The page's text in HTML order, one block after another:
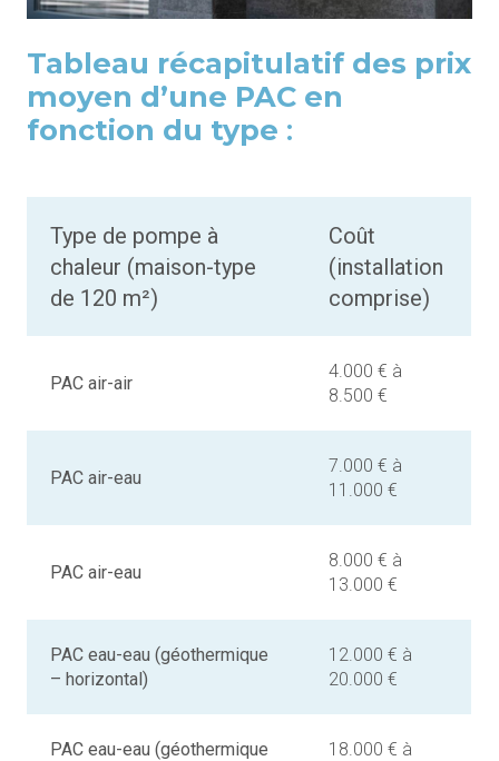
Tableau récapitulatif des prix
moyen d’une PAC en
fonction du type :
Type de pompe à
chaleur (maison-type
de 120 m²)
Coût
(installation
comprise)
PAC air-air
4.000 € à
8.500 €
PAC air-eau
7.000 € à
11.000 €
PAC air-eau
8.000 € à
13.000 €
PAC eau-eau (géothermique
– horizontal)
12.000 € à
20.000 €
PAC eau-eau (géothermique
18.000 € à